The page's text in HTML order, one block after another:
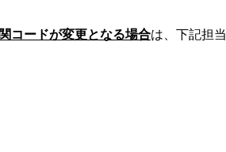
コードが変更となる場合は、下記担当